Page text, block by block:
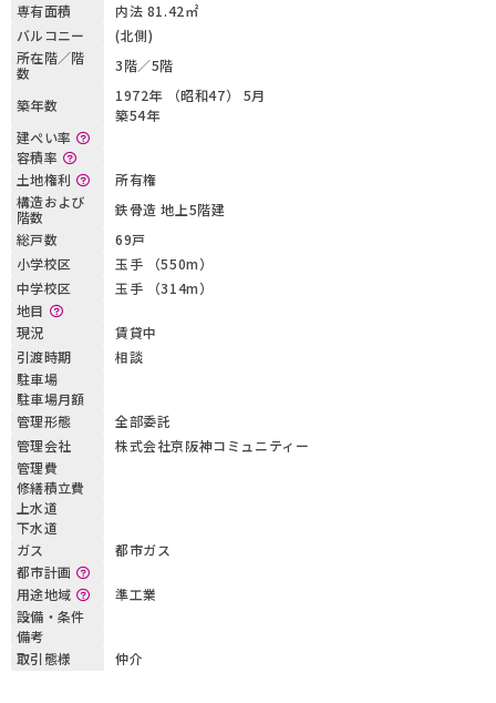
専有面積
内法 81.42㎡
バルコニー
(北側)
所在階／階
数
3階／5階
築年数
1972年 （昭和47） 5月
築54年
建ぺい率
容積率
土地権利
所有権
構造および
階数
鉄骨造 地上5階建
総戸数
69戸
小学校区
玉手 （550m）
中学校区
玉手 （314m）
地目
現況
賃貸中
引渡時期
相談
駐車場
駐車場月額
管理形態
全部委託
管理会社
株式会社京阪神コミュニティー
管理費
修繕積立費
上水道
下水道
ガス
都市ガス
都市計画
用途地域
準工業
設備・条件
備考
取引態様
仲介